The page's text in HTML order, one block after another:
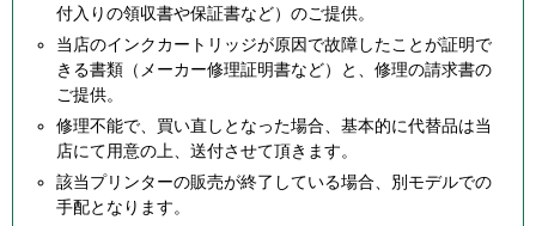
付入りの領収書や保証書など）のご提供。
当店のインクカートリッジが原因で故障したことが証明で
きる書類（メーカー修理証明書など）と、修理の請求書の
ご提供。
修理不能で、買い直しとなった場合、基本的に代替品は当
店にて用意の上、送付させて頂きます。
該当プリンターの販売が終了している場合、別モデルでの
手配となります。